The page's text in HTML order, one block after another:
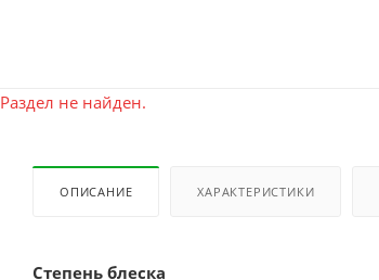
Раздел не найден.
ОПИСАНИЕ ХАРАКТЕРИСТИКИ
Степень блеска